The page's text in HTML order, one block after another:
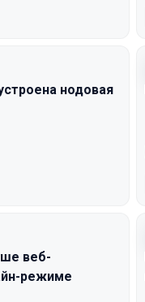
нодовая
веб-
режиме